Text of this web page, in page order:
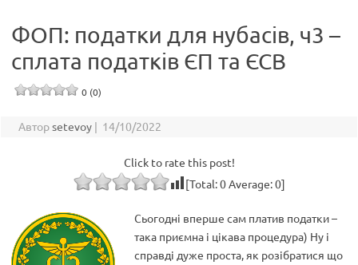
ФОП: податки для нубасів, ч3 –
сплата податків ЄП та ЄСВ
0 (0)
Авторsetevoy | 14/10/2022
Click to rate this post!
[Total:0Average:0]
Сьогодні вперше сам платив податки –
така приємна і цікава процедура) Ну і
справді дуже проста, як розібратися що